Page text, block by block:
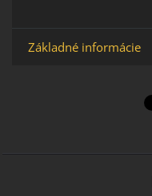
Základné informácie